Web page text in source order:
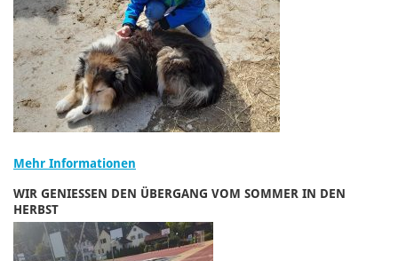
Mehr Informationen
WIR GENIESSEN DEN ÜBERGANG VOM SOMMER IN DEN
HERBST